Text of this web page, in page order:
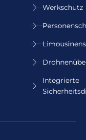
Werkschutz
Integrierte